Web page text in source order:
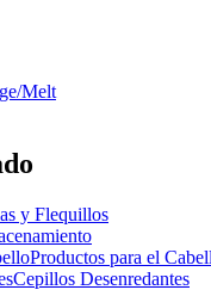
Melt
y Flequillos
Productos para el
Cepillos Desenredantes